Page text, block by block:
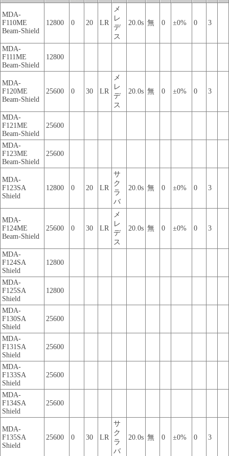
MDA-
F110ME
Beam-Shield
12800 0 20 LR
メ
レ
デ
ス
20.0s 無 0 ±0% 0 3
MDA-
F111ME
Beam-Shield
12800
MDA-
F120ME
Beam-Shield
25600 0 30 LR
メ
レ
デ
ス
20.0s 無 0 ±0% 0 3
MDA-
F121ME
Beam-Shield
25600
MDA-
F123ME
Beam-Shield
25600
MDA-
F123SA
Shield
12800 0 20 LR
サ
ク
ラ
バ
20.0s 無 0 ±0% 0 3
MDA-
F124ME
Beam-Shield
25600 0 30 LR
メ
レ
デ
ス
20.0s 無 0 ±0% 0 3
MDA-
F124SA
Shield
12800
MDA-
F125SA
Shield
12800
MDA-
F130SA
Shield
25600
MDA-
F131SA
Shield
25600
MDA-
F133SA
Shield
25600
MDA-
F134SA
Shield
25600
MDA-
F135SA
Shield
25600 0 30 LR
サ
ク
ラ
バ
20.0s 無 0 ±0% 0 3